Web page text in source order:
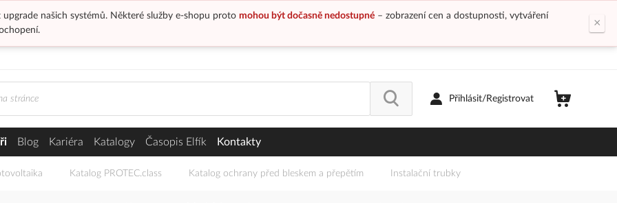
našich systémů. Některé služby e-shopu proto mohou být dočasně nedostupné– zobrazení cen a dostupnosti, vytváření
×
Přihlásit/Registrovat
Blog Kariéra Katalogy Časopis Elfík Kontakty
Katalog PROTEC.class Katalog ochrany před bleskem a přepětím Instalační trubky